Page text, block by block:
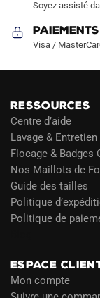
Soyez assisté
Visa /
RESSOURCES
Centre d’aide
Lavage & Entretien
Flocage & Badges
Nos Maillots de
Guide des tailles
Politique
Politique de
ESPACE
Mon compte